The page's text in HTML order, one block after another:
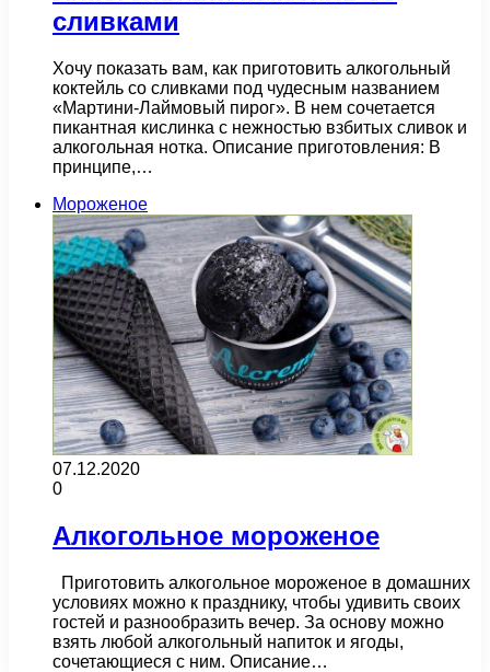
сливками
Хочу показать вам, как приготовить алкогольный
коктейль со сливками под чудесным названием
«Мартини-Лаймовый пирог». В нем сочетается
пикантная кислинка с нежностью взбитых сливок и
алкогольная нотка. Описание приготовления: В
принципе,…
Мороженое
07.12.2020
0
Алкогольное мороженое
Приготовить алкогольное мороженое в домашних
условиях можно к празднику, чтобы удивить своих
гостей и разнообразить вечер. За основу можно
взять любой алкогольный напиток и ягоды,
сочетающиеся с ним. Описание…